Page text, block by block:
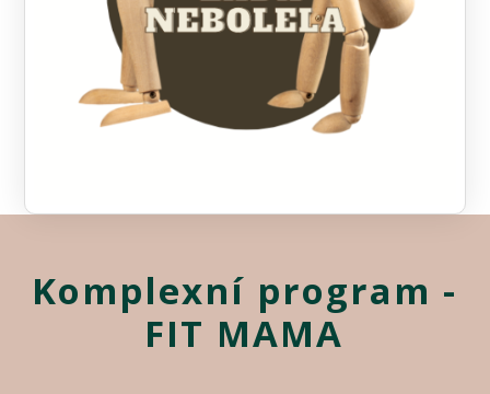
Komplexní program -
FIT MAMA